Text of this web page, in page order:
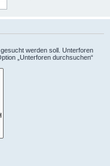
werden soll. Unterforen
„Unterforen durchsuchen“